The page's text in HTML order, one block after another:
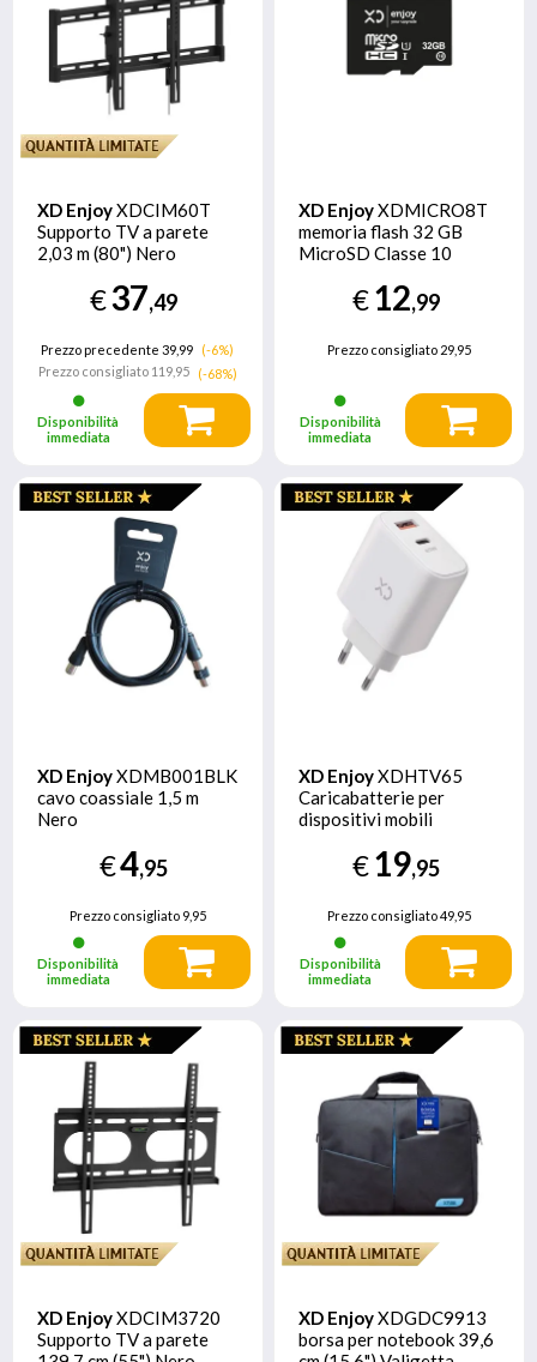
XD EnjoyXDCIM60T
Supporto TV a parete
2,03 m (80") Nero
€37,49
Prezzo precedente 39,99
(-6%)
Prezzo consigliato119,95 (-68%)
Disponibilità
immediata
XD EnjoyXDMICRO8T
memoria flash 32 GB
MicroSD Classe 10
€12,99
Prezzo consigliato 29,95
Disponibilità
immediata
XD EnjoyXDMB001BLK
cavo coassiale 1,5 m
Nero
€4,95
Prezzo consigliato9,95
Disponibilità
immediata
XD EnjoyXDHTV65
Caricabatterie per
dispositivi mobili
Smartphone Bianco AC
Ricarica rapida Interno
€19,95
Prezzo consigliato49,95
Disponibilità
immediata
XD EnjoyXDCIM3720
Supporto TV a parete
XD EnjoyXDGDC9913
borsa per notebook 39,6